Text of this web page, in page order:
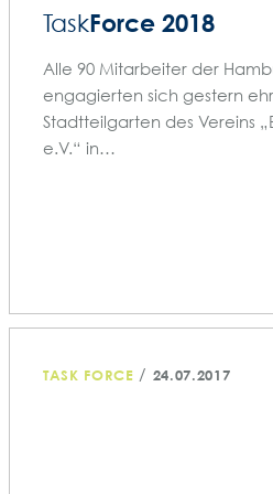
TaskForce 2018
Alle 90 Mitarbeiter der
engagierten sich gestern
Stadtteilgarten des Vereins
e.V.“ in…
TASK FORCE / 24.07.2017